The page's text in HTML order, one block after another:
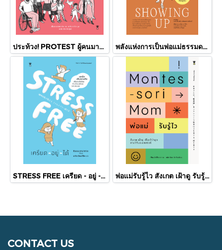
ประท้วง! PROTEST ผู้คนมารวมตัวกันเพื่อเปลี่ยนแปลงโลกได้อย่างไร /อลิซ,เอมิลี ฮาเวิร์ท-บูท/ SandClock พลังแห่งการเป็นพ่อแม่ธรรมดา ที่มีอยู่จริง The Power of Showing Up / นพ.แดเนียล เจ. ซีเกิล และดร.ทีน่า / Sandclock Book
STRESS FREE เครียด - อยู่ - ได้ / ชิออน คาบาซาวะ / อาคิรา รัตนาภิรัต / SandClock Books พ่อแม่รับรู้ไว สังเกต เฝ้าดู รับรู้เพื่อเข้าใจลูก ตามวิถีมอนเตสซอรี Montesori Mom / อัตสึโกะ ซาการะ / ณิชยา รักเกียรติงาม / SandClock Books
CONTACT US